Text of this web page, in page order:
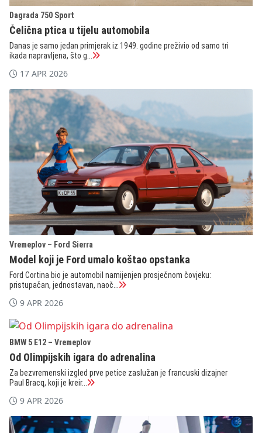
Dagrada 750 Sport
Čelična ptica u tijelu automobila
Danas je samo jedan primjerak iz 1949. godine preživio od samo tri
ikada napravljena, što g...
17 APR 2026
Vremeplov – Ford Sierra
Model koji je Ford umalo koštao opstanka
Ford Cortina bio je automobil namijenjen prosječnom čovjeku:
pristupačan, jednostavan, naoč...
9 APR 2026
BMW 5 E12 – Vremeplov
Od Olimpijskih igara do adrenalina
Za bezvremenski izgled prve petice zaslužan je francuski dizajner
Paul Bracq, koji je kreir...
9 APR 2026